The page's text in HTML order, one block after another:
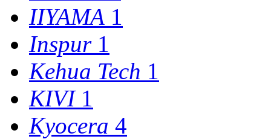
IIYAMA 1
Inspur 1
Kehua Tech 1
KIVI 1
Kyocera 4